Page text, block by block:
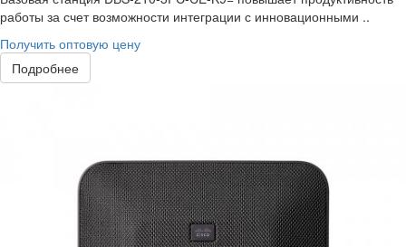
работы за счет возможности интеграции с инновационными ..
Получить оптовую цену
Подробнее